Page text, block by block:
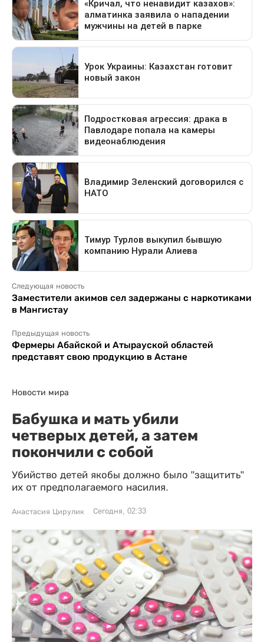
Следующая новость
Заместители акимов сел задержаны с наркотиками
в Мангистау
Предыдущая новость
Фермеры Абайской и Атырауской областей
представят свою продукцию в Астане
Новости мира
Бабушка и мать убили
четверых детей, а затем
покончили с собой
Убийство детей якобы должно было "защитить"
их от предполагаемого насилия.
Анастасия Цирулик Сегодня, 02:33